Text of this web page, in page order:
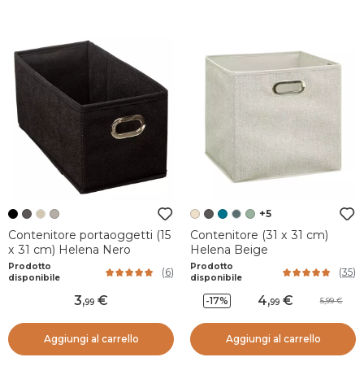
Contenitore portaoggetti (15
x 31 cm) Helena Nero
Prodotto
disponibile
(6)
3,99
Aggiungi al carrello
+5
Contenitore (31 x 31 cm)
Helena Beige
Prodotto
disponibile
(35)
-17% 4,99 5,99
Aggiungi al carrello